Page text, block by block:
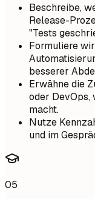
Beschreibe,
Release-
"Tests
Formuliere
besserer
Erwähne die
oder DevOps,
macht.
Nutze
und im
05